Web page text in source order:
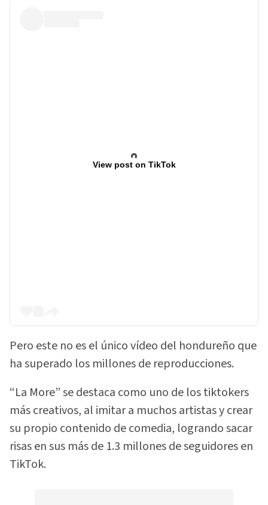
View post on TikTok
Pero este no es el único vídeo del hondureño que
ha superado los millones de reproducciones.
“La More” se destaca como uno de los tiktokers
más creativos, al imitar a muchos artistas y crear
su propio contenido de comedia, logrando sacar
risas en sus más de 1.3 millones de seguidores en
TikTok.